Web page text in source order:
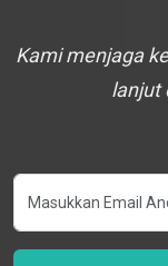
Kami menjaga
lanjut